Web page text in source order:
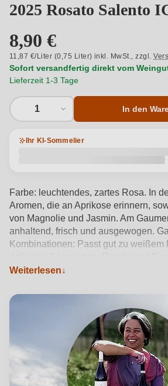
2025 Rosato Salento
8,90 €
11,87 €/Liter (0,75 Liter) inkl. MwSt.,zzgl.
Sofort versandfertig direkt vom
Lieferzeit 1-3 Tage
1 In den
Ihr KI-Sommelier
Farbe: leuchtendes, zartes Rosa. In
Aromen, die an Aprikose erinnern,
von Magnolie und Jasmin. Am
anhaltend, frisch und ausgewogen.
Kombinationen: Passt gut zu weißem
Alkoholgehalt: 12,5 % vol.
Weiterlesen